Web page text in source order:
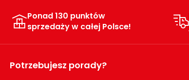
Ponad 130 punktów
sprzedaży w całej Polsce!
Potrzebujesz porady?